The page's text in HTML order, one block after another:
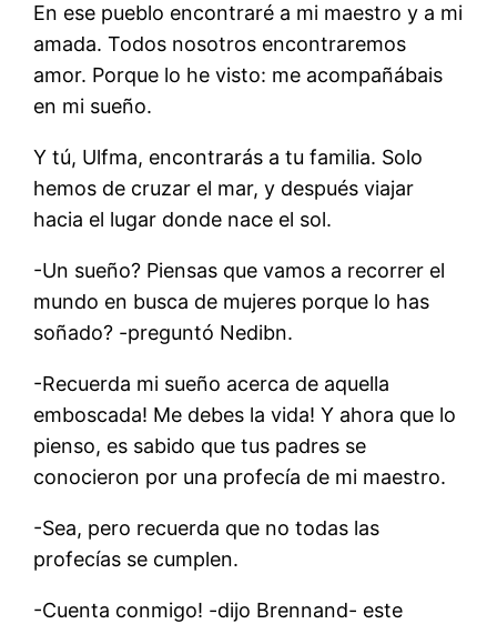
En ese pueblo encontraré a mi maestro y a mi
amada. Todos nosotros encontraremos
amor. Porque lo he visto: me acompañábais
en mi sueño.
Y tú, Ulfma, encontrarás a tu familia. Solo
hemos de cruzar el mar, y después viajar
hacia el lugar donde nace el sol.
-Un sueño? Piensas que vamos a recorrer el
mundo en busca de mujeres porque lo has
soñado? -preguntó Nedibn.
-Recuerda mi sueño acerca de aquella
emboscada! Me debes la vida! Y ahora que lo
pienso, es sabido que tus padres se
conocieron por una profecía de mi maestro.
-Sea, pero recuerda que no todas las
profecías se cumplen.
-Cuenta conmigo! -dijo Brennand- este